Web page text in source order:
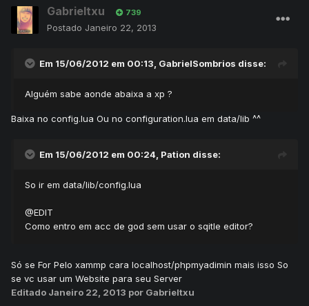
Gabrieltxu 739
Postado Janeiro 22, 2013
Em 15/06/2012 em 00:13, GabrielSombrios disse:
Alguém sabe aonde abaixa a xp ?
Baixa no config.lua Ou no configuration.lua em data/lib ^^
Em 15/06/2012 em 00:24, Pation disse:
So ir em data/lib/config.lua
@EDIT
Como entro em acc de god sem usar o sqitle editor?
Só se For Pelo xammp cara localhost/phpmyadimin mais isso So
se vc usar um Website para seu Server
Editado Janeiro 22, 2013 por Gabrieltxu